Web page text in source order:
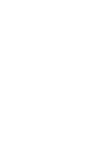
버타운
오 실버타운 모델하우스ㅣ분
문예약